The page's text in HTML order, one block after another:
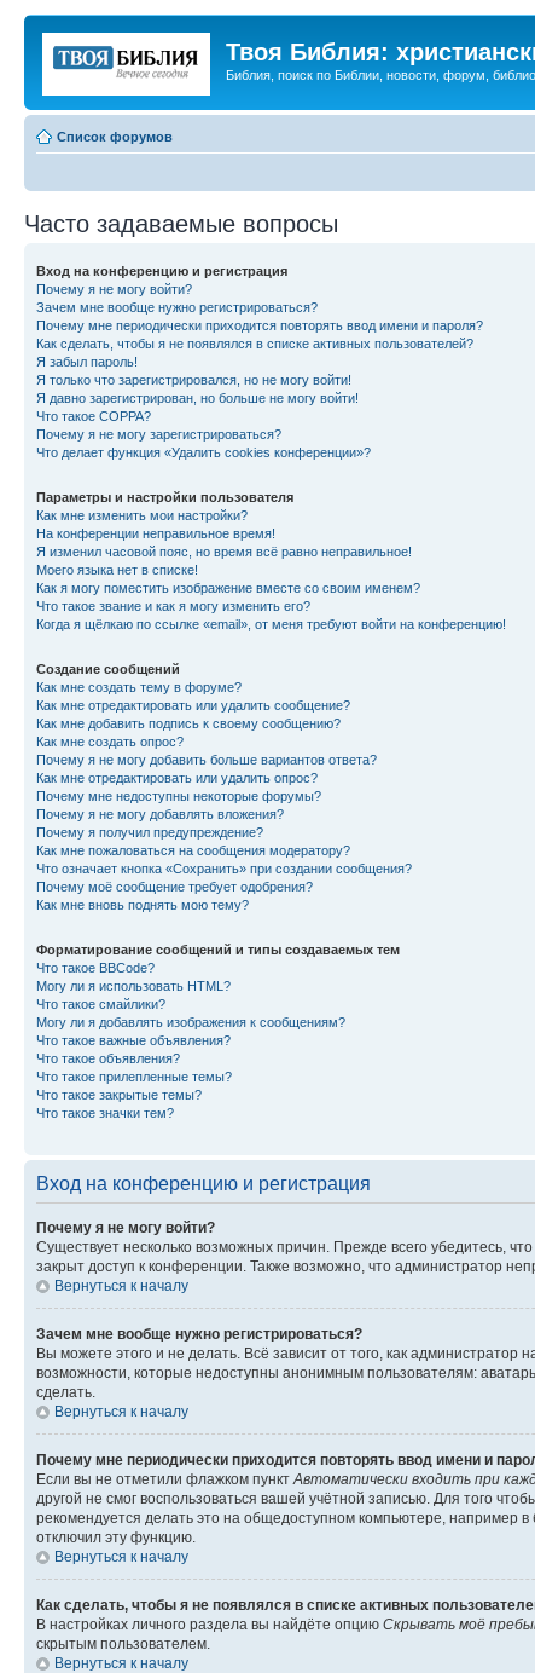
Твоя Библия:
Библия, поиск по Библии, новости, форум,
Список форумов
Часто задаваемые вопросы
Вход на конференцию и регистрация
Почему я не могу войти?
Зачем мне вообще нужно регистрироваться?
Почему мне периодически приходится повторять ввод имени и пароля?
Как сделать, чтобы я не появлялся в списке активных пользователей?
Я забыл пароль!
Я только что зарегистрировался, но не могу войти!
Я давно зарегистрирован, но больше не могу войти!
Что такое COPPA?
Почему я не могу зарегистрироваться?
Что делает функция «Удалить cookies конференции»?
Параметры и настройки пользователя
Как мне изменить мои настройки?
На конференции неправильное время!
Я изменил часовой пояс, но время всё равно неправильное!
Моего языка нет в списке!
Как я могу поместить изображение вместе со своим именем?
Что такое звание и как я могу изменить его?
Когда я щёлкаю по ссылке «email», от меня требуют войти на конференцию!
Создание сообщений
Как мне создать тему в форуме?
Как мне отредактировать или удалить сообщение?
Как мне добавить подпись к своему сообщению?
Как мне создать опрос?
Почему я не могу добавить больше вариантов ответа?
Как мне отредактировать или удалить опрос?
Почему мне недоступны некоторые форумы?
Почему я не могу добавлять вложения?
Почему я получил предупреждение?
Как мне пожаловаться на сообщения модератору?
Что означает кнопка «Сохранить» при создании сообщения?
Почему моё сообщение требует одобрения?
Как мне вновь поднять мою тему?
Форматирование сообщений и типы создаваемых тем
Что такое BBCode?
Могу ли я использовать HTML?
Что такое смайлики?
Могу ли я добавлять изображения к сообщениям?
Что такое важные объявления?
Что такое объявления?
Что такое прилепленные темы?
Что такое закрытые темы?
Что такое значки тем?
Вход на конференцию и регистрация
Почему я не могу войти?
Существует несколько возможных причин. Прежде всего убедитесь,
закрыт доступ к конференции. Также возможно, что администратор
Вернуться к началу
Зачем мне вообще нужно регистрироваться?
Вы можете этого и не делать. Всё зависит от того, как
возможности, которые недоступны анонимным пользователям:
сделать.
Вернуться к началу
Почему мне периодически приходится повторять ввод имени и
Если вы не отметили флажком пункт Автоматически входить при
другой не смог воспользоваться вашей учётной записью. Для того
рекомендуется делать это на общедоступном компьютере, например в
отключил эту функцию.
Вернуться к началу
Как сделать, чтобы я не появлялся в списке активных
В настройках личного раздела вы найдёте опцию Скрывать моё
скрытым пользователем.
Вернуться к началу